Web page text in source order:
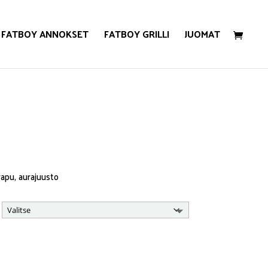
FATBOY ANNOKSET FATBOY GRILLI JUOMAT
aurajuusto